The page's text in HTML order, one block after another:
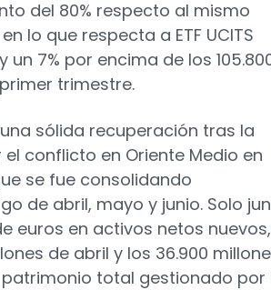
del 80% respecto al mismo
lo que respecta a ETF UCITS
un 7% por encima de los
trimestre.
sólida recuperación tras la
conflicto en Oriente Medio en
se fue consolidando
de abril, mayo y junio. Solo
euros en activos netos
de abril y los 36.900
total gestionado por